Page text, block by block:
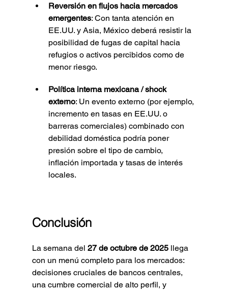
Reversión en flujos hacia mercados
emergentes: Con tanta atención en
EE.UU. y Asia, México deberá resistir la
posibilidad de fugas de capital hacia
refugios o activos percibidos como de
menor riesgo.
Política interna mexicana / shock
externo: Un evento externo (por ejemplo,
incremento en tasas en EE.UU. o
barreras comerciales) combinado con
debilidad doméstica podría poner
presión sobre el tipo de cambio,
inflación importada y tasas de interés
locales.
Conclusión
La semana del 27 de octubre de 2025 llega
con un menú completo para los mercados:
decisiones cruciales de bancos centrales,
una cumbre comercial de alto perfil, y